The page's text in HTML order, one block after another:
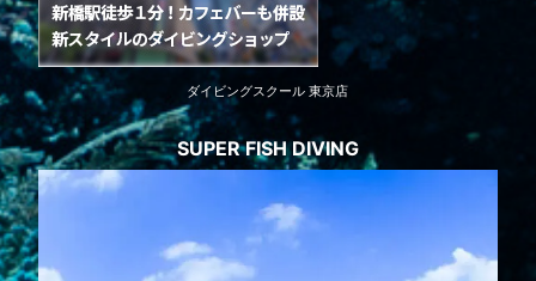
ダイビングスクール 東京店
SUPER FISH DIVING